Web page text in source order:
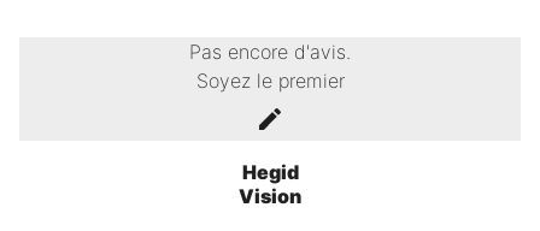
Pas encore d'avis.
Soyez le premier
Hegid
Vision